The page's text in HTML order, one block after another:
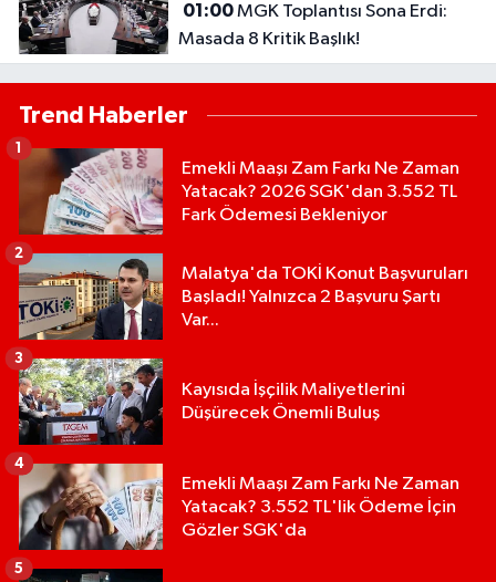
01:00MGK Toplantısı Sona Erdi:
Masada 8 Kritik Başlık!
Trend Haberler
Emekli Maaşı Zam Farkı Ne Zaman
Yatacak? 2026 SGK'dan 3.552 TL
Fark Ödemesi Bekleniyor
1
Malatya'da TOKİ Konut Başvuruları
Başladı! Yalnızca 2 Başvuru Şartı
Var...
2
Kayısıda İşçilik Maliyetlerini
Düşürecek Önemli Buluş
3
Emekli Maaşı Zam Farkı Ne Zaman
Yatacak? 3.552 TL'lik Ödeme İçin
Gözler SGK'da
4
5